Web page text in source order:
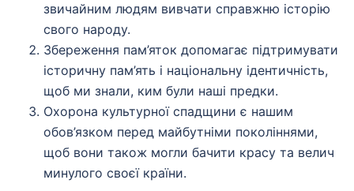
звичайним людям вивчати справжню історію
свого народу.
Збереження пам’яток допомагає підтримувати
історичну пам’ять і національну ідентичність,
щоб ми знали, ким були наші предки.
Охорона культурної спадщини є нашим
обов’язком перед майбутніми поколіннями,
щоб вони також могли бачити красу та велич
минулого своєї країни.